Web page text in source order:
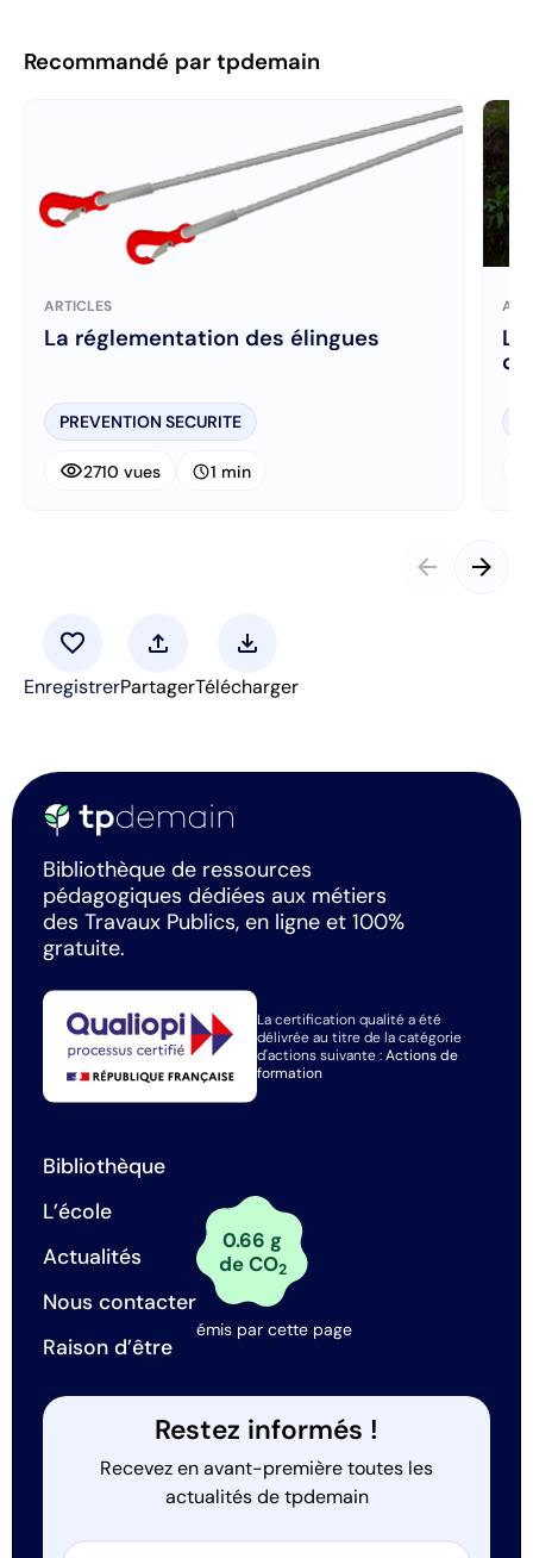
Recommandé par tpdemain
ARTICLES
La réglementation des élingues
PREVENTION SECURITE
visibility2710 vues schedule1 min
arrow_back arrow_forward
favorite
Enregistrer
upload
Partager
download
Télécharger
Bibliothèque de ressources
pédagogiques dédiées aux métiers
des Travaux Publics, en ligne et 100%
gratuite.
La certification qualité a été
délivrée au titre de la catégorie
d'actions suivante :Actions de
formation
Bibliothèque
L’école
Actualités
Nous contacter
Raison d’être
0.66 g
de CO2
émis par cette page
Restez informés !
Recevez en avant-première toutes les
actualités de tpdemain